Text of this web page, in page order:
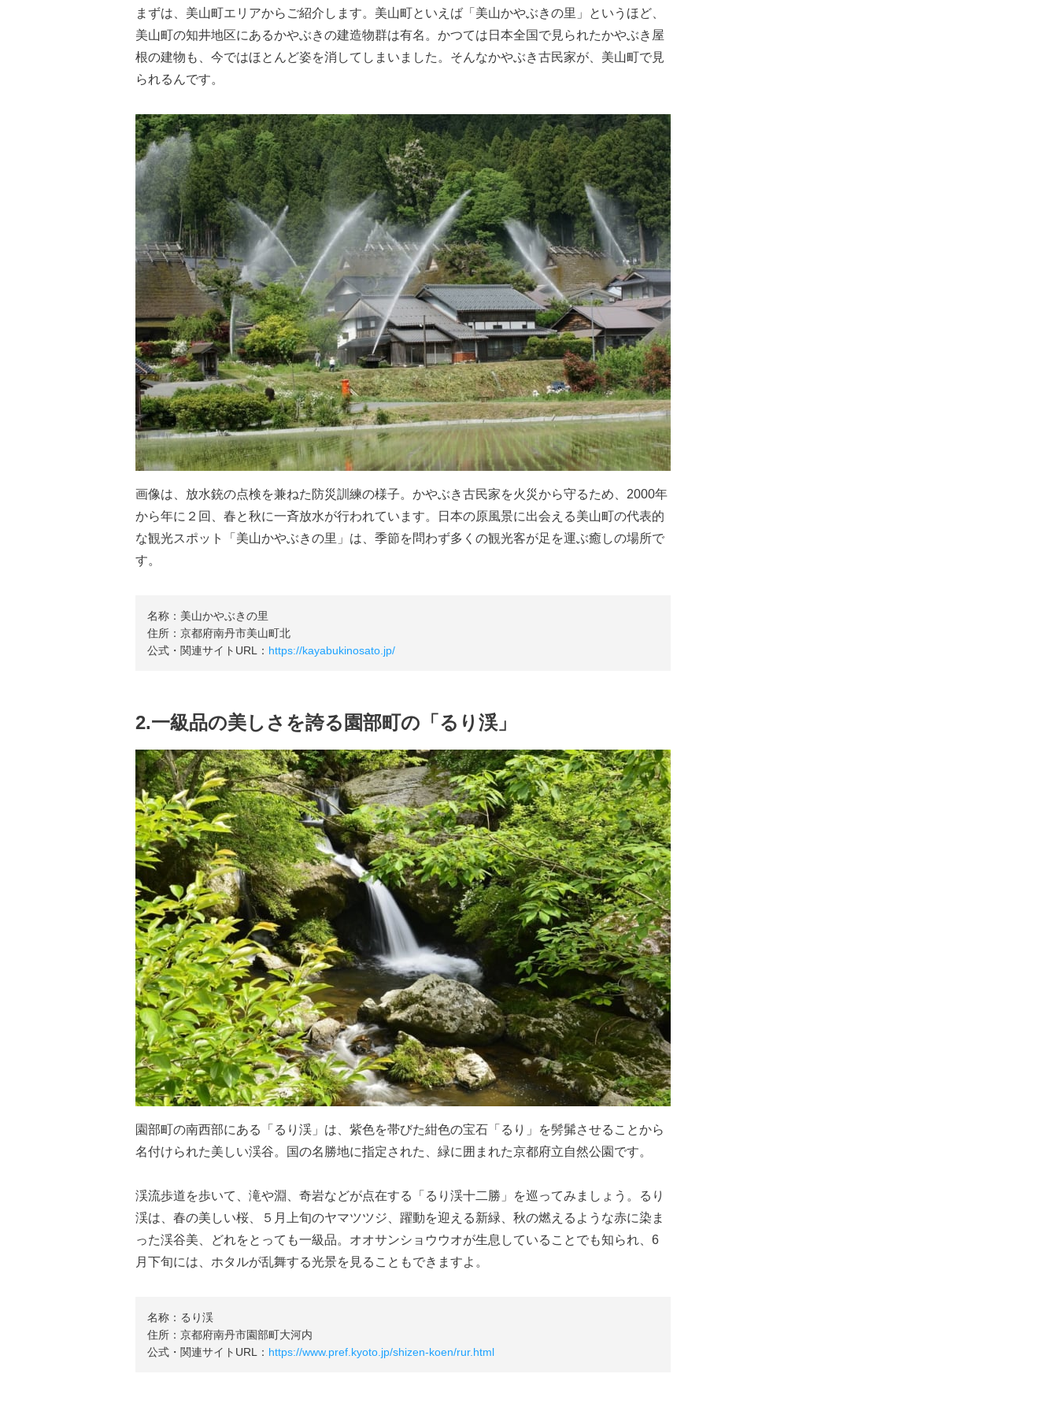
まずは、美山町エリアからご紹介します。美山町といえば「美山かやぶきの里」というほど、
美山町の知井地区にあるかやぶきの建造物群は有名。かつては日本全国で見られたかやぶき屋
根の建物も、今ではほとんど姿を消してしまいました。そんなかやぶき古民家が、美山町で見
られるんです。
画像は、放水銃の点検を兼ねた防災訓練の様子。かやぶき古民家を火災から守るため、2000年
から年に２回、春と秋に一斉放水が行われています。日本の原風景に出会える美山町の代表的
な観光スポット「美山かやぶきの里」は、季節を問わず多くの観光客が足を運ぶ癒しの場所で
す。
名称：美山かやぶきの里
住所：京都府南丹市美山町北
公式・関連サイトURL： https://kayabukinosato.jp/
2.一級品の美しさを誇る園部町の「るり渓」
園部町の南西部にある「るり渓」は、紫色を帯びた紺色の宝石「るり」を髣髴させることから
名付けられた美しい渓谷。国の名勝地に指定された、緑に囲まれた京都府立自然公園です。
渓流歩道を歩いて、滝や淵、奇岩などが点在する「るり渓十二勝」を巡ってみましょう。るり
渓は、春の美しい桜、５月上旬のヤマツツジ、躍動を迎える新緑、秋の燃えるような赤に染ま
った渓谷美、どれをとっても一級品。オオサンショウウオが生息していることでも知られ、6
月下旬には、ホタルが乱舞する光景を見ることもできますよ。
名称：るり渓
住所：京都府南丹市園部町大河内
公式・関連サイトURL： https://www.pref.kyoto.jp/shizen-koen/rur.html